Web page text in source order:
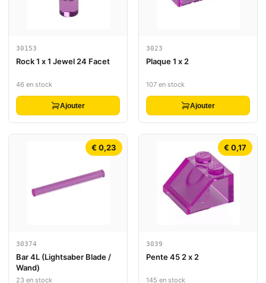
30153
Rock 1 x 1 Jewel 24 Facet
46 en stock
Ajouter
3023
Plaque 1 x 2
107 en stock
Ajouter
€ 0,23
30374
Bar 4L (Lightsaber Blade /
Wand)
23 en stock
€ 0,17
3039
Pente 45 2 x 2
145 en stock